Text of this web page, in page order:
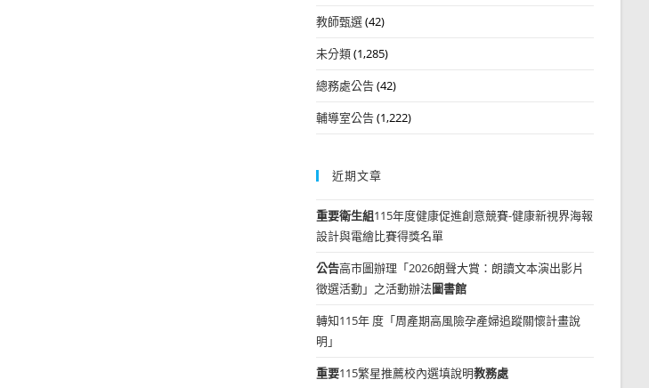
教師甄選(42)
未分類(1,285)
總務處公告(42)
輔導室公告(1,222)
近期文章
重要衛生組115年度健康促進創意競賽-健康新視界海報
設計與電繪比賽得獎名單
公告高市圖辦理「2026朗聲大賞：朗讀文本演出影片
徵選活動」之活動辦法圖書館
轉知115年 度「周產期高風險孕產婦追蹤關懷計畫說
明」
重要115繁星推薦校內選填說明教務處